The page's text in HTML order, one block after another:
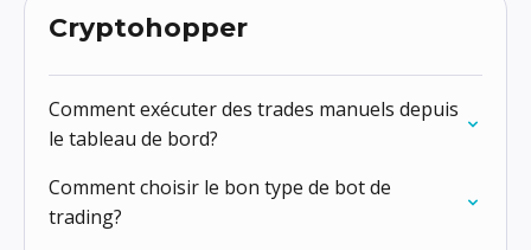
Cryptohopper
Comment exécuter des trades manuels depuis
le tableau de bord?
Comment choisir le bon type de bot de
trading?